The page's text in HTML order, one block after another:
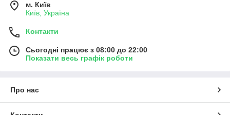
м. Київ
Київ, Україна
Контакти
Сьогодні працює з 08:00 до 22:00
Показати весь графік роботи
Про нас